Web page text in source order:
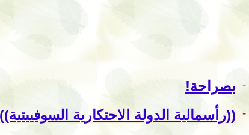
بصراحة! -
((رأسمالية الدولة الاحتكارية -